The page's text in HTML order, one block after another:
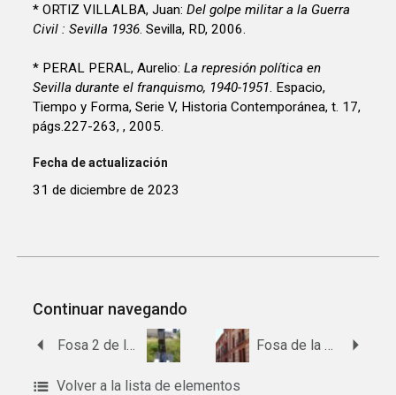
* ORTIZ VILLALBA, Juan:Del golpe militar a la Guerra
Civil : Sevilla 1936 . Sevilla, RD, 2006.
* PERAL PERAL, Aurelio:La represión política en
Sevilla durante el franquismo, 1940-1951 . Espacio,
Tiempo y Forma, Serie V, Historia Contemporánea, t. 17,
págs.227-263, , 2005.
Fecha de actualización
31 de diciembre de 2023
Continuar navegando
Fosa 2 de los Disidentes y Judios del Cementerio de San Fernando de Sevilla Fosa de la finca La Papua
Volver a la lista de elementos